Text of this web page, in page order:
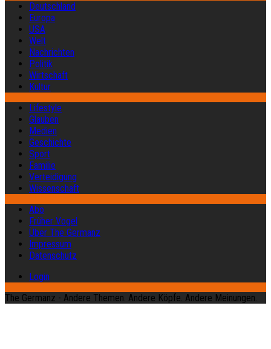
Deutschland
Europa
USA
Welt
Nachrichten
Politik
Wirtschaft
Kultur
Lifestyle
Glauben
Medien
Geschichte
Sport
Familie
Verteidigung
Wissenschaft
Abo
Früher Vogel
Über The Germanz
Impressum
Datenschutz
Login
The Germanz - Andere Themen. Andere Köpfe. Andere Meinungen.